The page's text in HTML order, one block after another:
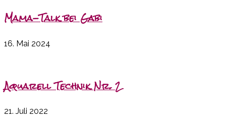
Mama-Talk bei Gabi
16. Mai 2024
Aquarell Technik Nr. 2
21. Juli 2022